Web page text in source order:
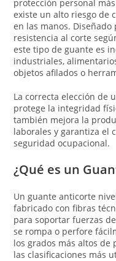
protección personal
existe un alto riesgo de
en las manos.
resistencia al corte
este tipo de guante es
industriales,
objetos afilados o
La correcta elección de
protege la integridad
también mejora la
laborales y garantiza el
seguridad ocupacional.
¿Qué es un
Un guante anticorte
fabricado con fibras
para soportar fuerzas
se rompa o perfore
los grados más altos
las clasificaciones más